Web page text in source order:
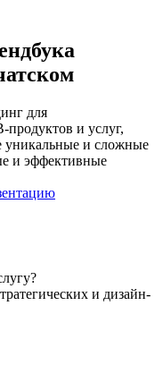
для
и услуг,
уникальные и сложные
и эффективные
и дизайн-